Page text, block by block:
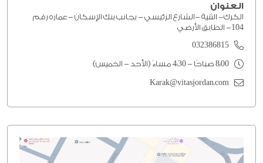
العنوان
الكرك- الثنية -الشارع الرئيسي - بجانب بنك الإسكان - عماره رقم
104- الطابق الأرضي
032386815
8:00 صباحًا - 4:30 مساءً (الأحد - الخميس)
Karak@vitasjordan.com